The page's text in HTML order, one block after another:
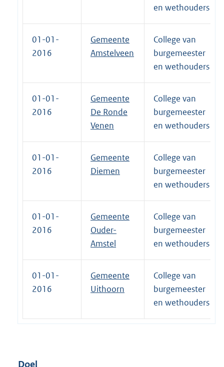
en wethouders
01-01-
2016
Gemeente
Amstelveen
College van
burgemeester
en wethouders
01-01-
2016
Gemeente
De Ronde
Venen
College van
burgemeester
en wethouders
01-01-
2016
Gemeente
Diemen
College van
burgemeester
en wethouders
01-01-
2016
Gemeente
Ouder-
Amstel
College van
burgemeester
en wethouders
01-01-
2016
Gemeente
Uithoorn
College van
burgemeester
en wethouders
Doel